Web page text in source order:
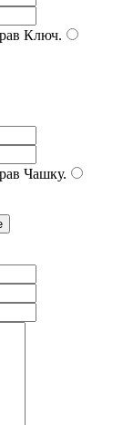
Ключ.
Чашку.